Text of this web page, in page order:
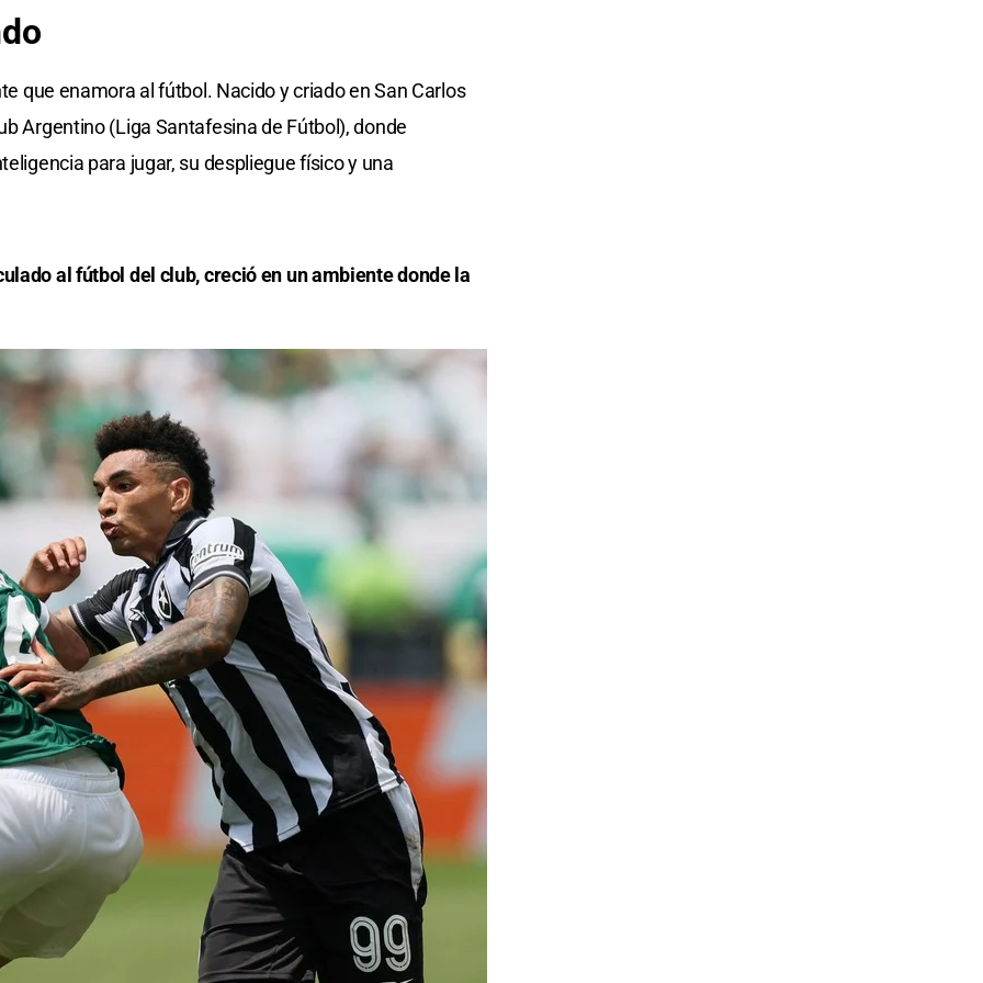
que enamora al fútbol. Nacido y criado en San Carlos
Argentino (Liga Santafesina de Fútbol), donde
para jugar, su despliegue físico y una
al fútbol del club, creció en un ambiente donde la